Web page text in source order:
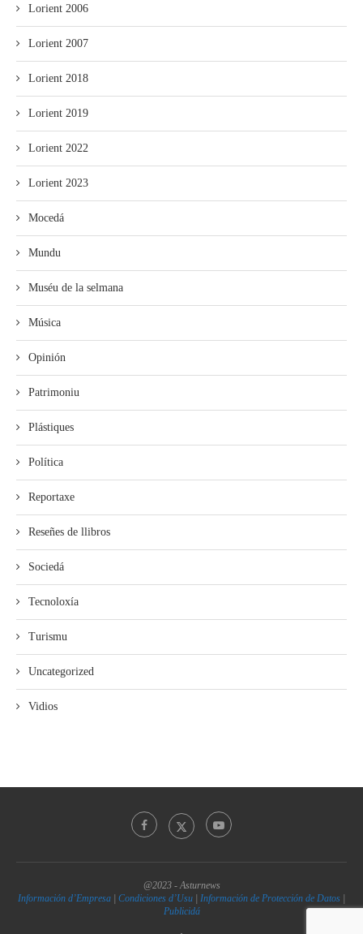
Lorient 2006
Lorient 2007
Lorient 2018
Lorient 2019
Lorient 2022
Lorient 2023
Mocedá
Mundu
Muséu de la selmana
Música
Opinión
Patrimoniu
Plástiques
Política
Reportaxe
Reseñes de llibros
Sociedá
Tecnoloxía
Turismu
Uncategorized
Vidios
@2023 - Asturnews
Información d’Empresa | Condiciones d’Usu | Información de Protección de Datos |
Publicidá